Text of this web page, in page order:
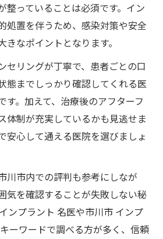
整っていることは必須です。イン
処置を伴うため、感染対策や安全
なポイントとなります。
セリングが丁寧で、患者ごとの口
態までしっかり確認してくれる医
す。加えて、治療後のアフターフ
体制が充実しているかも見逃せま
安心して通える医院を選びましょ
川市内での評判も参考にしなが
気を確認することが失敗しない秘
ンプラント 名医や市川市 インプ
ーワードで調べる方が多く、信頼